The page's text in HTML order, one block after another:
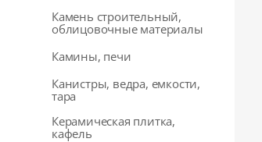
Камень строительный,
облицовочные материалы
Камины, печи
Канистры, ведра, емкости,
тара
Керамическая плитка,
кафель